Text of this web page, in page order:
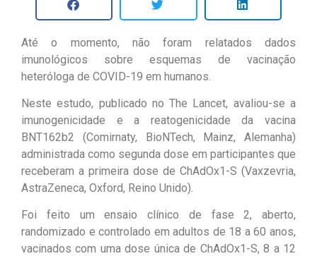
Até o momento, não foram relatados dados
imunológicos sobre esquemas de vacinação
heteróloga de COVID-19 em humanos.
Neste estudo, publicado no The Lancet, avaliou-se a
imunogenicidade e a reatogenicidade da vacina
BNT162b2 (Comirnaty, BioNTech, Mainz, Alemanha)
administrada como segunda dose em participantes que
receberam a primeira dose de ChAdOx1-S (Vaxzevria,
AstraZeneca, Oxford, Reino Unido).
Foi feito um ensaio clínico de fase 2, aberto,
randomizado e controlado em adultos de 18 a 60 anos,
vacinados com uma dose única de ChAdOx1-S, 8 a 12